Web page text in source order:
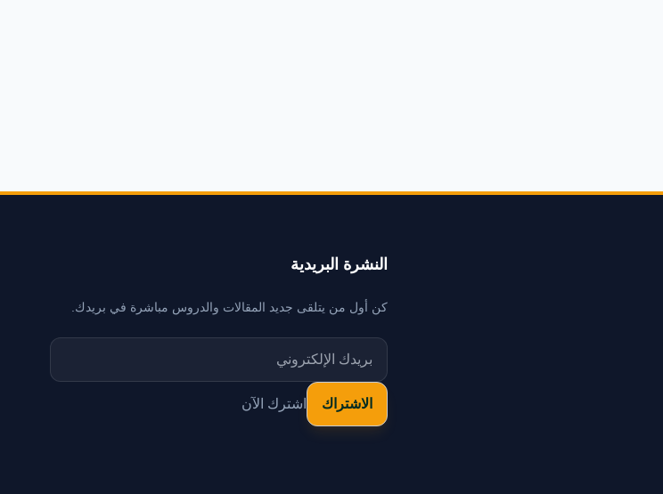
النشرة البريدية
كن أول من يتلقى جديد المقالات والدروس مباشرة في بريدك.
اشترك الآن